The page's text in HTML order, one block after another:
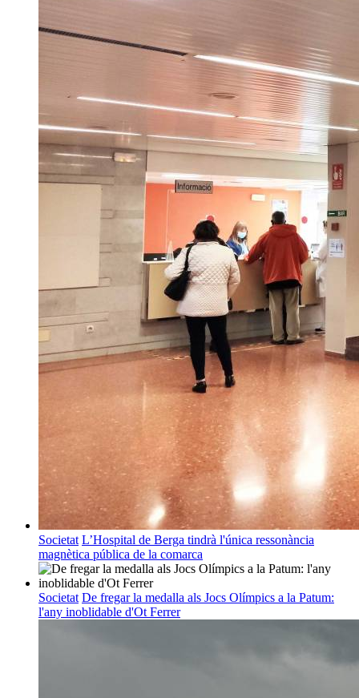
Societat L’Hospital de Berga tindrà l'única ressonància
magnètica pública de la comarca
Societat De fregar la medalla als Jocs Olímpics a la Patum:
l'any inoblidable d'Ot Ferrer